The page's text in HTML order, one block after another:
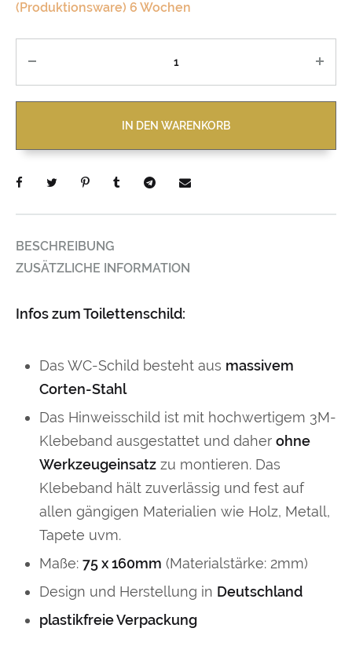
(Produktionsware) 6 Wochen
IN DEN WARENKORB
BESCHREIBUNG
ZUSÄTZLICHE INFORMATION
Infos zum Toilettenschild:
Das WC-Schild besteht aus massivem
Corten-Stahl
Das Hinweisschild ist mit hochwertigem 3M-
Klebeband ausgestattet und daher ohne
Werkzeugeinsatz zu montieren. Das
Klebeband hält zuverlässig und fest auf
allen gängigen Materialien wie Holz, Metall,
Tapete uvm.
Maße: 75 x 160mm (Materialstärke: 2mm)
Design und Herstellung in Deutschland
plastikfreie Verpackung